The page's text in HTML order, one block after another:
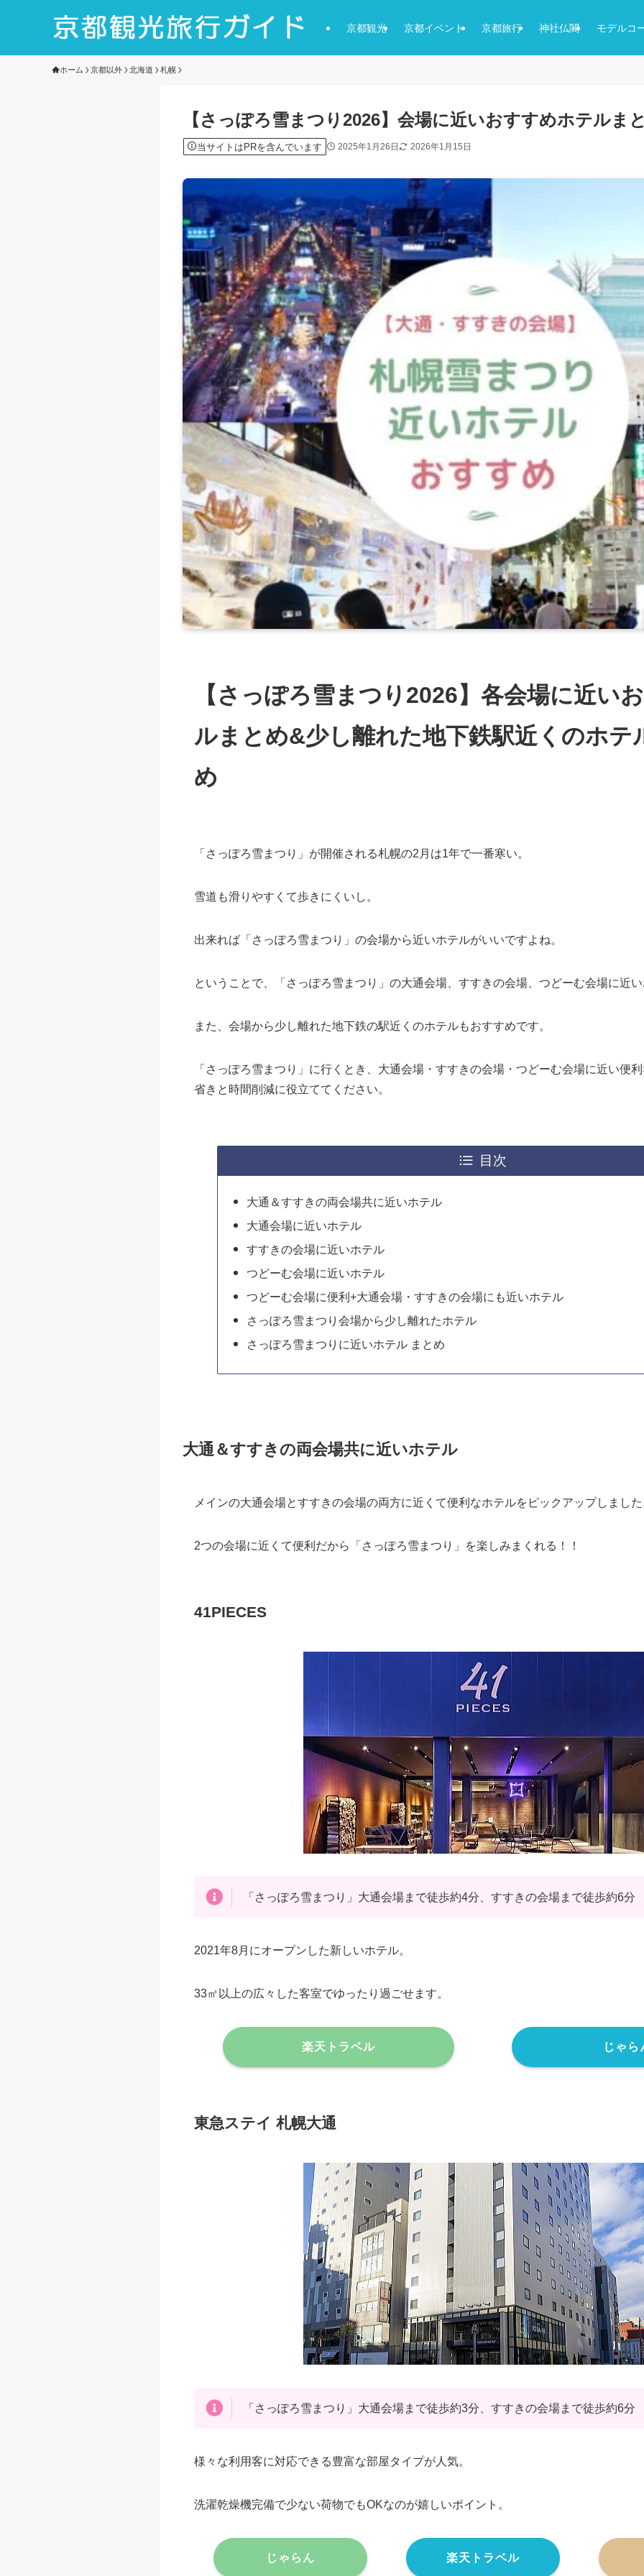
京都観光 京都イベント 京都旅行 神社仏閣 モデルコ
ホーム 京都以外 北海道 札幌
【さっぽろ雪まつり2026】会場に近いおすすめホテルま
当サイトはPRを含んでいます 2025年1月26日 2026年1月15日
【さっぽろ雪まつり2026】各会場に近い
ルまとめ&少し離れた地下鉄駅近くのホテ
め
「さっぽろ雪まつり」が開催される札幌の2月は1年で一番寒い。
雪道も滑りやすくて歩きにくいし。
出来れば「さっぽろ雪まつり」の会場から近いホテルがいいですよね。
ということで、「さっぽろ雪まつり」の大通会場、すすきの会場、つどーむ会場に近
また、会場から少し離れた地下鉄の駅近くのホテルもおすすめです。
「さっぽろ雪まつり」に行くとき、大通会場・すすきの会場・つどーむ会場に近い便
省きと時間削減に役立ててください。
目次
大通＆すすきの両会場共に近いホテル
大通会場に近いホテル
すすきの会場に近いホテル
つどーむ会場に近いホテル
つどーむ会場に便利+大通会場・すすきの会場にも近いホテル
さっぽろ雪まつり会場から少し離れたホテル
さっぽろ雪まつりに近いホテル まとめ
大通＆すすきの両会場共に近いホテル
メインの大通会場とすすきの会場の両方に近くて便利なホテルをピックアップしまし
2つの会場に近くて便利だから「さっぽろ雪まつり」を楽しみまくれる！！
41PIECES
「さっぽろ雪まつり」大通会場まで徒歩約4分、すすきの会場まで徒歩約6分
2021年8月にオープンした新しいホテル。
33㎡以上の広々した客室でゆったり過ごせます。
楽天トラベル じゃら
東急ステイ 札幌大通
「さっぽろ雪まつり」大通会場まで徒歩約3分、すすきの会場まで徒歩約6分
様々な利用客に対応できる豊富な部屋タイプが人気。
洗濯乾燥機完備で少ない荷物でもOKなのが嬉しいポイント。
じゃらん 楽天トラベル